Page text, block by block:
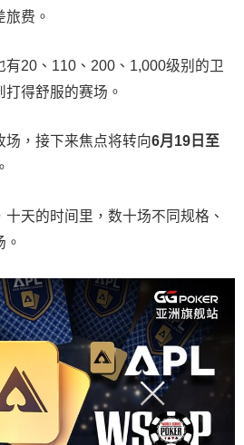
费。
20、110、200、1,000级别的卫
得舒服的赛场。
场，接下来焦点将转向6月 19 日至
。
天的时间里，数十场不同规格、